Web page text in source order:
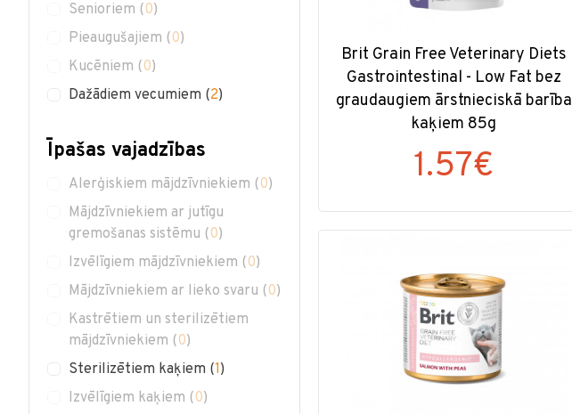
Senioriem (0)
Pieaugušajiem (0)
Kucēniem (0)
Dažādiem vecumiem (2)
Īpašas vajadzības
Alerģiskiem mājdzīvniekiem (0)
Mājdzīvniekiem ar jutīgu
gremošanas sistēmu (0)
Izvēlīgiem mājdzīvniekiem (0)
Mājdzīvniekiem ar lieko svaru (0)
Kastrētiem un sterilizētiem
mājdzīvniekiem (0)
Sterilizētiem kaķiem (1)
Izvēlīgiem kaķiem (0)
Brit Grain Free Veterinary Diets
Gastrointestinal - Low Fat bez
graudaugiem ārstnieciskā barība
kaķiem 85g
1.57€